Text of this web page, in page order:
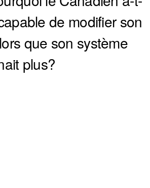
de modifier son
que son système
plus?